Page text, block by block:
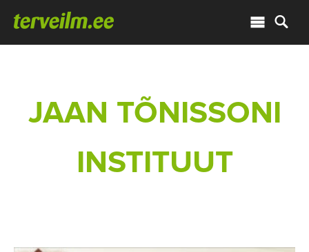
JAAN TÕNISSONI
INSTITUUT